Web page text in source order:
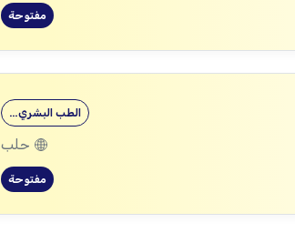
مفتوحة
الطب البشري…
حلب
مفتوحة